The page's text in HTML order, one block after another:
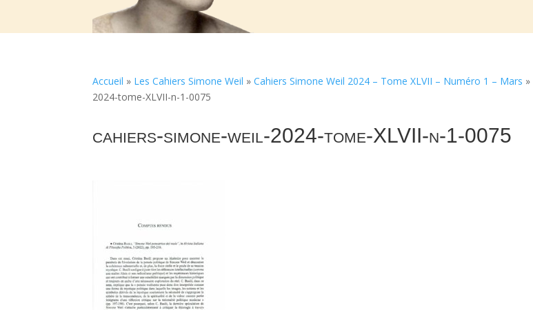
Accueil » Les Cahiers Simone Weil »Cahiers Simone Weil 2024 – Tome XLVII – Numéro 1 – Mars »
2024-tome-XLVII-n-1-0075
cahiers-simone-weil-2024-tome-XLVII-n-1-0075